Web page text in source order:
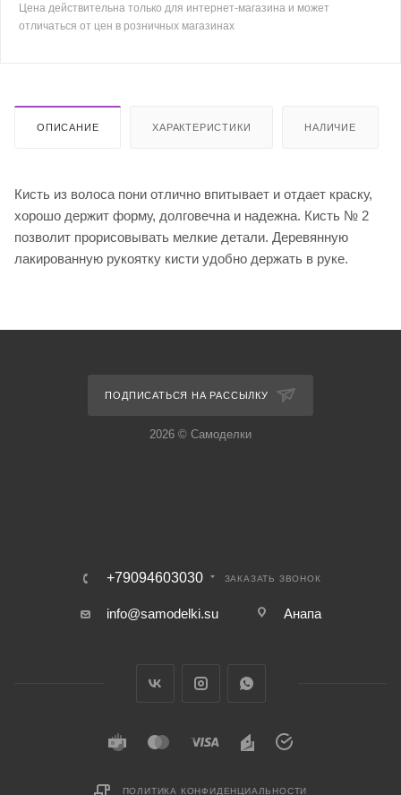
Цена действительна только для интернет-магазина и может
отличаться от цен в розничных магазинах
ОПИСАНИЕ ХАРАКТЕРИСТИКИ НАЛИЧИЕ
Кисть из волоса пони отлично впитывает и отдает краску,
хорошо держит форму, долговечна и надежна. Кисть № 2
позволит прорисовывать мелкие детали. Деревянную
лакированную рукоятку кисти удобно держать в руке.
ПОДПИСАТЬСЯ НА РАССЫЛКУ
2026 © Самоделки
+79094603030 ЗАКАЗАТЬ ЗВОНОК
info@samodelki.su Анапа
ПОЛИТИКА КОНФИДЕНЦИАЛЬНОСТИ